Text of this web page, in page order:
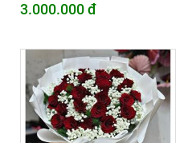
3.000.000 đ